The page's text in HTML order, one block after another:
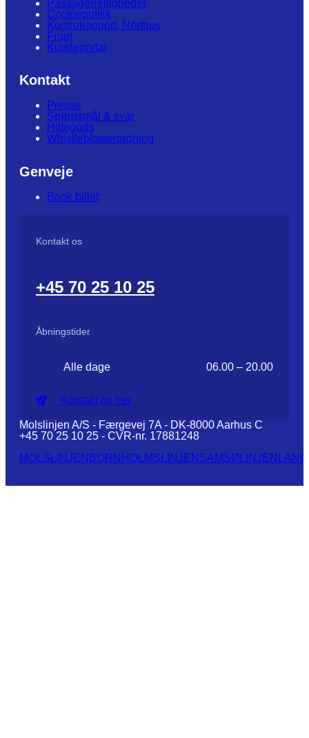
Passagerrettigheder
Cookiepolitik
Kontrolrapport, Nerthus
Fragt
Kundeportal
Kontakt
Presse
Spørgsmål & svar
Hittegods
Whistleblowerordning
Genveje
Book billet
Kontakt os
+45 70 25 10 25
Åbningstider
Alle dage 06.00 – 20.00
Kontakt os her
Molslinjen A/S - Færgevej 7A - DK-8000 Aarhus C
+45 70 25 10 25 - CVR-nr. 17881248
MOLSLINJEN BORNHOLMSLINJEN SAMSØLINJEN